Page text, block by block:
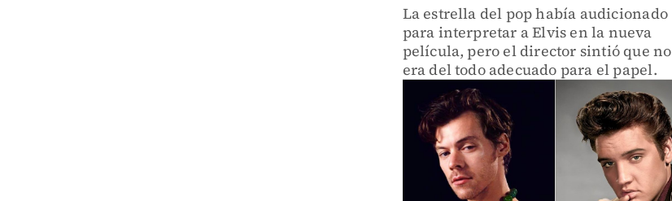
La estrella del pop había audicionado
para interpretar a Elvis en la nueva
película, pero el director sintió que no
era del todo adecuado para el papel.